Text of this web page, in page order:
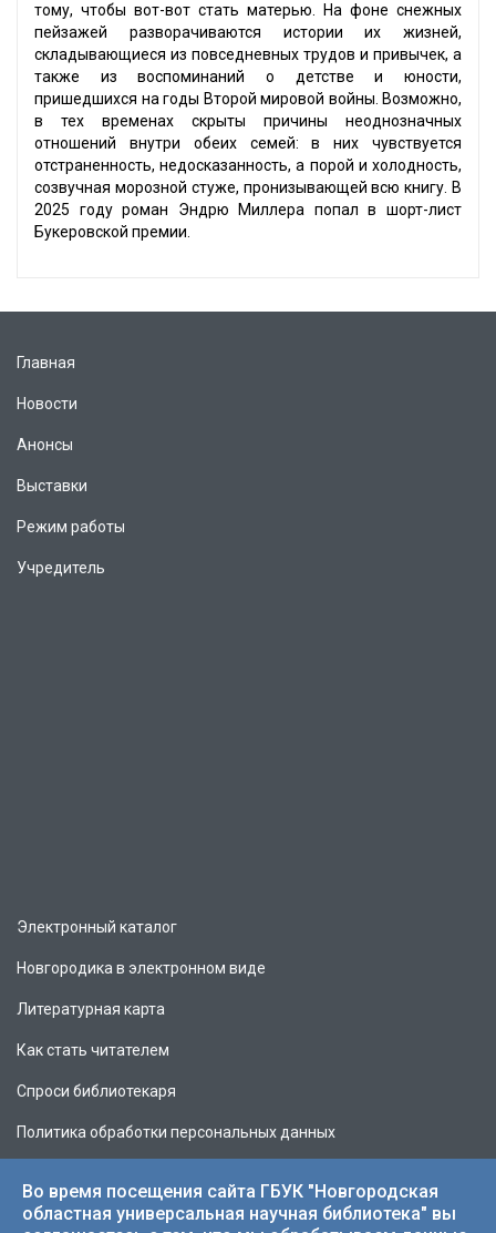
тому, чтобы вот-вот стать матерью. На фоне снежных
пейзажей разворачиваются истории их жизней,
складывающиеся из повседневных трудов и привычек, а
также из воспоминаний о детстве и юности,
пришедшихся на годы Второй мировой войны. Возможно,
в тех временах скрыты причины неоднозначных
отношений внутри обеих семей: в них чувствуется
отстраненность, недосказанность, а порой и холодность,
созвучная морозной стуже, пронизывающей всю книгу. В
2025 году роман Эндрю Миллера попал в шорт-лист
Букеровской премии.
Главная
Новости
Анонсы
Выставки
Режим работы
Учредитель
Электронный каталог
Новгородика в электронном виде
Литературная карта
Как стать читателем
Спроси библиотекаря
Политика обработки персональных данных
Во время посещения сайта ГБУК "Новгородская
областная универсальная научная библиотека" вы